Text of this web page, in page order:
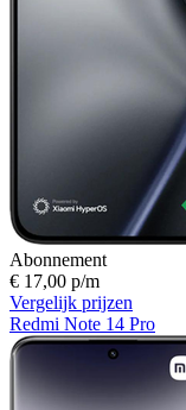
Abonnement
€ 17,00 p/m
Vergelijk prijzen
Redmi Note 14 Pro